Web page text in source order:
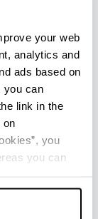
your web
analytics and
ads based on
you can
link in the
on
you
you can
for the
di pregevole
adriatiche,
i commerci